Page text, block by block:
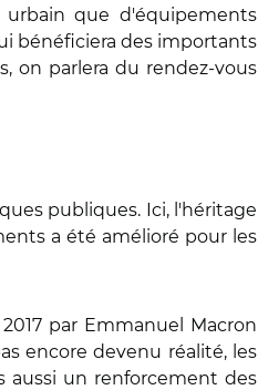
que d'équipements
bénéficiera des importants
on parlera du rendez-vous
publiques. Ici, l'héritage
a été amélioré pour les
par Emmanuel Macron
encore devenu réalité, les
aussi un renforcement des